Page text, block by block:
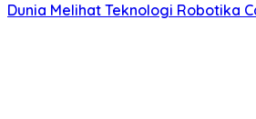
Dunia Melihat Teknologi Robotika